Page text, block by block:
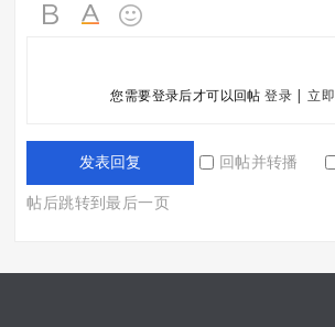
您需要登录后才可以回帖登录|立
发表回复 回帖并转播
帖后跳转到最后一页